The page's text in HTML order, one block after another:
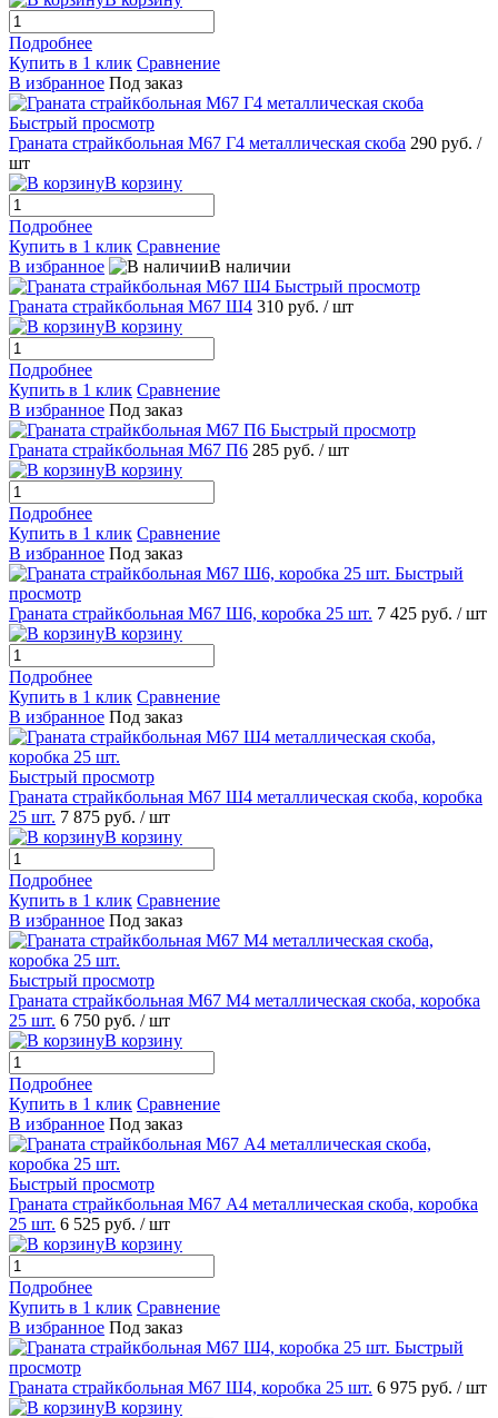
Подробнее
Купить в 1 клик Сравнение
В избранное Под заказ
Быстрый просмотр
Граната страйкбольная М67 Г4 металлическая скоба 290 руб. /
шт
В корзину
Подробнее
Купить в 1 клик Сравнение
В избранное
В наличии
Быстрый просмотр
Граната страйкбольная М67 Ш4 310 руб. / шт
В корзину
Подробнее
Купить в 1 клик Сравнение
В избранное Под заказ
Быстрый просмотр
Граната страйкбольная М67 П6 285 руб. / шт
В корзину
Подробнее
Купить в 1 клик Сравнение
В избранное Под заказ
Быстрый
просмотр
Граната страйкбольная М67 Ш6, коробка 25 шт. 7 425 руб. / шт
В корзину
Подробнее
Купить в 1 клик Сравнение
В избранное Под заказ
Быстрый просмотр
Граната страйкбольная М67 Ш4 металлическая скоба, коробка
25 шт. 7 875 руб. / шт
В корзину
Подробнее
Купить в 1 клик Сравнение
В избранное Под заказ
Быстрый просмотр
Граната страйкбольная М67 М4 металлическая скоба, коробка
25 шт. 6 750 руб. / шт
В корзину
Подробнее
Купить в 1 клик Сравнение
В избранное Под заказ
Быстрый просмотр
Граната страйкбольная М67 А4 металлическая скоба, коробка
25 шт. 6 525 руб. / шт
В корзину
Подробнее
Купить в 1 клик Сравнение
В избранное Под заказ
Быстрый
просмотр
Граната страйкбольная М67 Ш4, коробка 25 шт. 6 975 руб. / шт
В корзину